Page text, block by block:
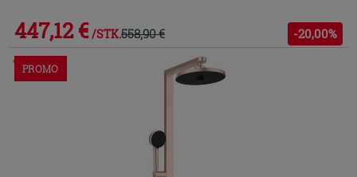
447,12 € /STK.558,90 € -20,00%
Im Geschäft oder über den Kundenservice bestellbar
PROMO